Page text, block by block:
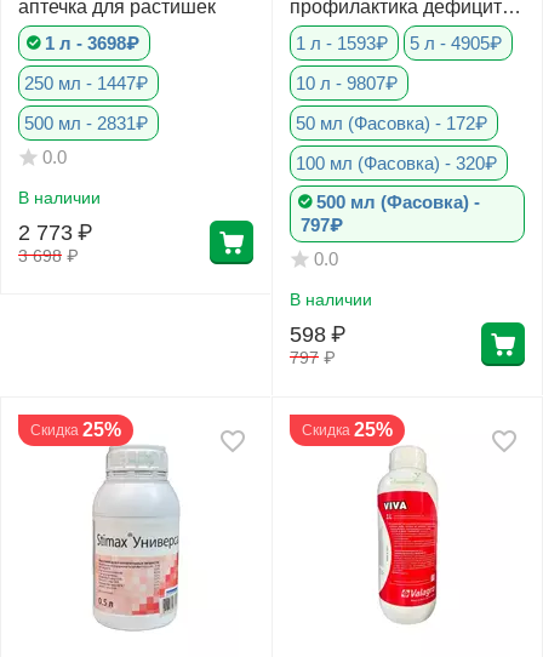
аптечка для растишек
1 л - 3698₽
250 мл - 1447₽
500 мл - 2831₽
0.0
В наличии
3 698 ₽
2 773 ₽
профилактика дефицита
бора
1 л - 1593₽
5 л - 4905₽
10 л - 9807₽
50 мл (Фасовка) - 172₽
100 мл (Фасовка) - 320₽
500 мл (Фасовка) -
797₽
0.0
В наличии
797 ₽
598 ₽
Скидка 25% Скидка 25%